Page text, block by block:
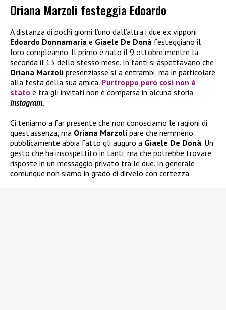
Oriana Marzoli festeggia Edoardo
A distanza di pochi giorni l’uno dall’altra i due ex vipponi
Edoardo Donnamaria e Giaele De Donà festeggiano il
loro compleanno. Il primo è nato il 9 ottobre mentre la
seconda il 13 dello stesso mese. In tanti si aspettavano che
Oriana Marzoli presenziasse sì a entrambi, ma in particolare
alla festa della sua amica. Purtroppo però così non è
stato e tra gli invitati non è comparsa in alcuna storia
Instagram.
Ci teniamo a far presente che non conosciamo le ragioni di
quest’assenza, ma Oriana Marzoli pare che nemmeno
pubblicamente abbia fatto gli auguro a Giaele De Donà. Un
gesto che ha insospettito in tanti, ma che potrebbe trovare
risposte in un messaggio privato tra le due. In generale
comunque non siamo in grado di dirvelo con certezza.